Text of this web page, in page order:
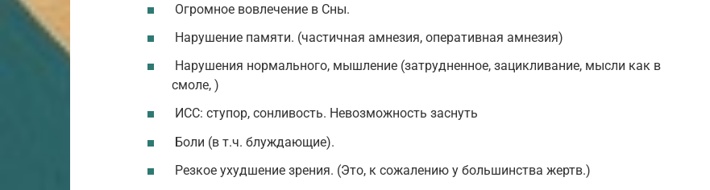
Огромное вовлечение в Сны.
Нарушение памяти. (частичная амнезия, оперативная амнезия)
Нарушения нормального, мышление (затрудненное, зацикливание, мысли как в
смоле, )
ИСС: ступор, сонливость. Невозможность заснуть
Боли (в т.ч. блуждающие).
Резкое ухудшение зрения. (Это, к сожалению у большинства жертв.)